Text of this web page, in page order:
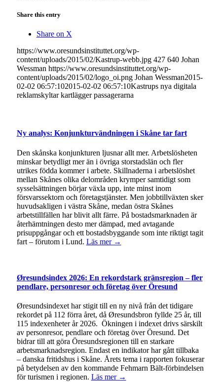
Share this entry
Share on X
https://www.oresundsinstituttet.org/wp-
content/uploads/2015/02/Kastrup-webb.jpg 427 640 Johan
Wessman https://www.oresundsinstituttet.org/wp-
content/uploads/2015/02/logo_oi.png Johan Wessman2015-
02-02 06:57:102015-02-02 06:57:10Kastrups nya digitala
reklamskyltar kartlägger passagerarna
Ny analys: Konjunkturvändningen i Skåne tar fart
Den skånska konjunkturen ljusnar allt mer. Arbetslösheten
minskar betydligt mer än i övriga storstadslän och fler
utrikes födda kommer i arbete. Skillnaderna i arbetslöshet
mellan Skånes olika delområden krymper samtidigt som
sysselsättningen börjar växla upp, inte minst inom
försvarssektorn och företagstjänster. Men jobbtillväxten sker
huvudsakligen i västra Skåne, medan östra Skånes
arbetstillfällen har blivit allt färre. På bostadsmarknaden är
återhämtningen desto mer dämpad, med avtagande
prisuppgångar och ett bostadsbyggande som inte riktigt tagit
fart – förutom i Lund. Läs mer →
Øresundsindex 2026: En rekordstark gränsregion – fler
pendlare, personresor och företag över Öresund
Øresundsindexet har stigit till en ny nivå från det tidigare
rekordet på 112 förra året, då Øresundsbron fyllde 25 år, till
115 indexenheter år 2026. Ökningen i indexet drivs särskilt
av personresor, pendlare och företag över Öresund. Det
bidrar till att göra Öresundsregionen till en starkare
arbetsmarknadsregion. Endast en indikator har gått tillbaka
– danska fritidshus i Skåne. Årets tema i rapporten fokuserar
på betydelsen av den kommande Fehmarn Bält-förbindelsen
för turismen i regionen. Läs mer →